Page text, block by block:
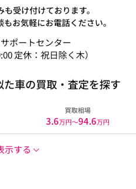
受け付けております。
お気軽にお電話ください。
ポートセンター
定休：祝日除く木）
車の買取・査定を探す
買取相場
3.6万円〜94.6万円
示する